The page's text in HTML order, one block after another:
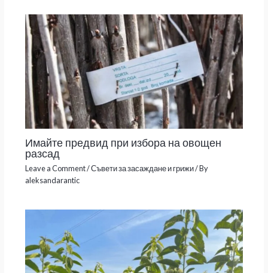
Имайте предвид при избора на овощен
разсад
Leave a Comment/Съвети за засаждане и грижи/ By
aleksandarantic